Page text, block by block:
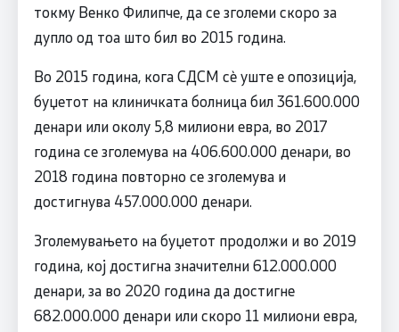
токму Венко Филипче, да се зголеми скоро за
дупло од тоа што бил во 2015 година.
Во 2015 година, кога СДСM сè уште е опозиција,
буџетот на клиничката болница бил 361.600.000
денари или околу 5,8 милиони евра, во 2017
година се зголемува на 406.600.000 денари, во
2018 година повторно се зголемува и
достигнува 457.000.000 денари.
Зголемувањето на буџетот продолжи и во 2019
година, кој достигна значителни 612.000.000
денари, за во 2020 година да достигне
682.000.000 денари или скоро 11 милиони евра,